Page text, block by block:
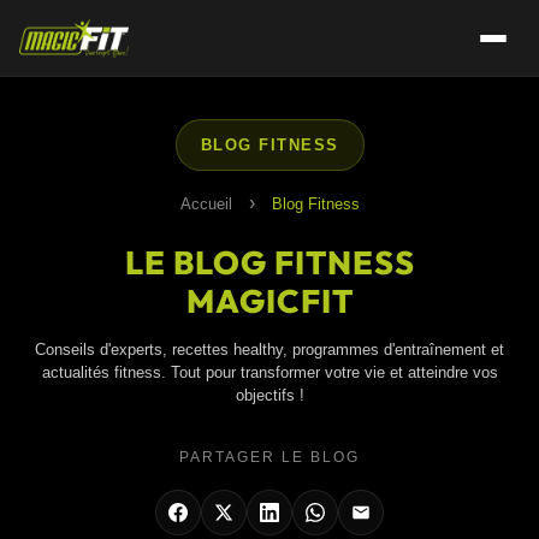
BLOG FITNESS
Accueil › Blog Fitness
LE BLOG FITNESS
MAGICFIT
Conseils d'experts, recettes healthy, programmes d'entraînement et
actualités fitness. Tout pour transformer votre vie et atteindre vos
objectifs !
PARTAGER LE BLOG